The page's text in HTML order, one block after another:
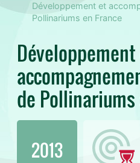
Développement et
Pollinariums en France
de Pollinariums
2013